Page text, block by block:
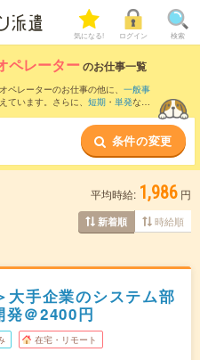
気になる! ログイン 検索
ペレーターのお仕事一覧
レーターのお仕事の他に、 一般事
ています。さらに、 短期 ・ 単発など
条件の変更
平均時給: 1,986 円
新着順 時給順
大手企業のシステム部
発＠2400円
在宅・リモート